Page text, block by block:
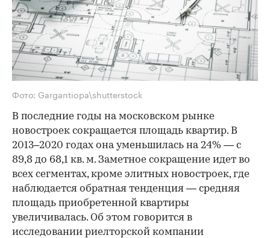
Фото: Gargantiopa\shutterstock
В последние годы на московском рынке
новостроек сокращается площадь квартир. В
2013–2020 годах она уменьшилась на 24% — с
89,8 до 68,1 кв. м. Заметное сокращение идет во
всех сегментах, кроме элитных новостроек, где
наблюдается обратная тенденция — средняя
площадь приобретенной квартиры
увеличивалась. Об этом говорится в
исследовании риелторской компании